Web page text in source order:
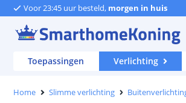
Voor 23:45 uur besteld, morgen in huis
Toepassingen Verlichting
Home Slimme verlichting